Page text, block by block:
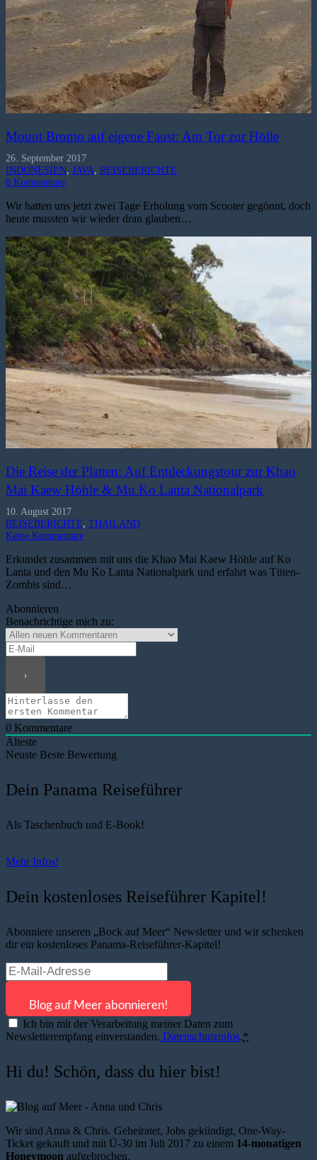
Mount Bromo auf eigene Faust: Am Tor zur Hölle
26. September 2017
INDONESIEN, JAVA, REISEBERICHTE
8 Kommentare
Wir hatten uns jetzt zwei Tage Erholung vom Scooter gegönnt, doch
heute mussten wir wieder dran glauben…
Die Reise der Platten: Auf Entdeckungstour zur Khao
Mai Kaew Höhle & Mu Ko Lanta Nationalpark
10. August 2017
REISEBERICHTE, THAILAND
Keine Kommentare
Erkundet zusammen mit uns die Khao Mai Kaew Höhle auf Ko
Lanta und den Mu Ko Lanta Nationalpark und erfahrt was Tüten-
Zombis sind…
Abonnieren
Benachrichtige mich zu:
0 Kommentare
Älteste
Neuste Beste Bewertung
Dein Panama Reiseführer
Als Taschenbuch und E-Book!
Mehr Infos!
Dein kostenloses Reiseführer Kapitel!
Abonniere unseren „Bock auf Meer“ Newsletter und wir schenken
dir ein kostenloses Panama-Reiseführer-Kapitel!
Ich bin mit der Verarbeitung meiner Daten zum
Newsletterempfang einverstanden. Datenschutzinfos.*
Hi du! Schön, dass du hier bist!
Wir sind Anna & Chris. Geheiratet, Jobs gekündigt, One-Way-
Ticket gekauft und mit Ü-30 im Juli 2017 zu einem 14-monatigen
Honeymoon aufgebrochen.